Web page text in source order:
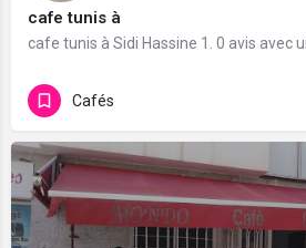
cafe tunis à
cafe tunis à Sidi Hassine 1. 0 avis avec
Cafés